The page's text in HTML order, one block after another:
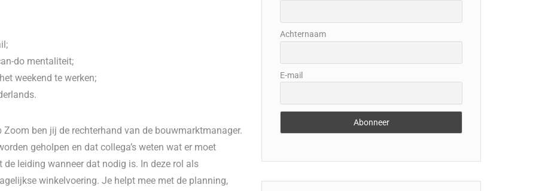
do mentaliteit;
weekend te werken;
ben jij de rechterhand van de bouwmarktmanager.
geholpen en dat collega’s weten wat er moet
leiding wanneer dat nodig is. In deze rol als
winkelvoering. Je helpt mee met de planning,
Achternaam
E-mail